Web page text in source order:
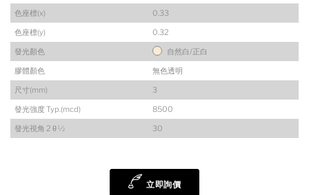
色座標(x)
0.33
色座標(y)
0.32
發光顏色
自然白/正白
膠體顏色
無色透明
尺寸(mm)
3
發光強度 Typ.(mcd)
8500
發光視角 2 θ ½
30
立即詢價